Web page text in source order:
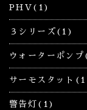
PHV(1)
３シリーズ(1)
ウォーターポン
サーモスタット
警告灯(1)